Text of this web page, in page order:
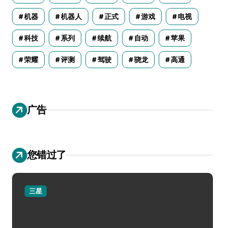
机器 机器人 正式 游戏 电视
科技 系列 续航 自动 苹果
荣耀 评测 驾驶 骁龙 高通
广告
您错过了
三星